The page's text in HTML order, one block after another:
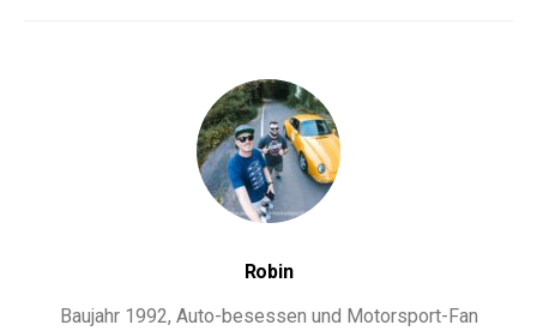
Robin
Baujahr 1992, Auto-besessen und Motorsport-Fan